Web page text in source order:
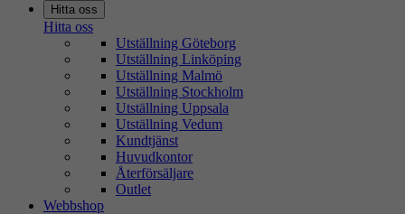
Hitta oss
Hitta oss
Utställning Göteborg
Utställning Linköping
Utställning Malmö
Utställning Stockholm
Utställning Uppsala
Utställning Vedum
Kundtjänst
Huvudkontor
Återförsäljare
Outlet
Webbshop